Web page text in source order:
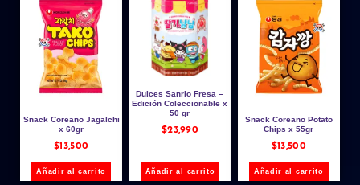
Snack Coreano Jagalchi
x 60gr
$13,500
Añadir al carrito
Dulces Sanrio Fresa –
Edición Coleccionable x
50 gr
$23,990
Añadir al carrito
Snack Coreano Potato
Chips x 55gr
$13,500
Añadir al carrito